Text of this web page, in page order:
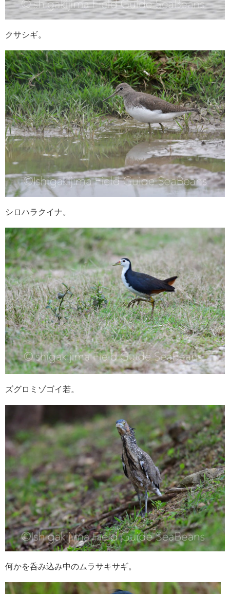
クサシギ。
シロハラクイナ。
ズグロミゾゴイ若。
何かを呑み込み中のムラサキサギ。